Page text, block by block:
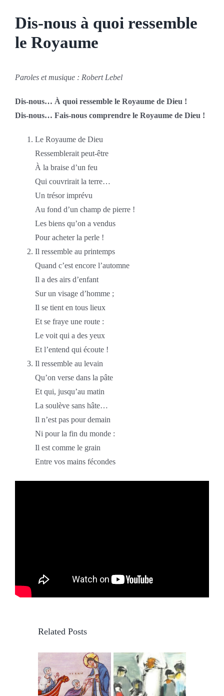
Dis-nous à quoi ressemble
le Royaume
Paroles et musique : Robert Lebel
Dis-nous… À quoi ressemble le Royaume de Dieu !
Dis-nous… Fais-nous comprendre le Royaume de Dieu !
Le Royaume de Dieu
Ressemblerait peut-être
À la braise d’un feu
Qui couvrirait la terre…
Un trésor imprévu
Au fond d’un champ de pierre !
Les biens qu’on a vendus
Pour acheter la perle !
Il ressemble au printemps
Quand c’est encore l’automne
Il a des airs d’enfant
Sur un visage d’homme ;
Il se tient en tous lieux
Et se fraye une route :
Le voit qui a des yeux
Et l’entend qui écoute !
Il ressemble au levain
Qu’on verse dans la pâte
Et qui, jusqu’au matin
La soulève sans hâte…
Il n’est pas pour demain
Ni pour la fin du monde :
Il est comme le grain
Entre vos mains fécondes
Related Posts